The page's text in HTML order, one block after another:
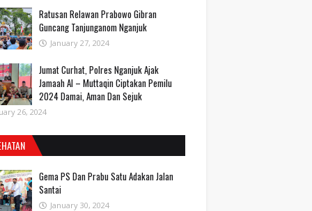
Ratusan Relawan Prabowo Gibran
Guncang Tanjunganom Nganjuk
January 27, 2024
Jumat Curhat, Polres Nganjuk Ajak
Jamaah Al – Muttaqin Ciptakan Pemilu
2024 Damai, Aman Dan Sejuk
26, 2024
Gema PS Dan Prabu Satu Adakan Jalan
Santai
January 30, 2024